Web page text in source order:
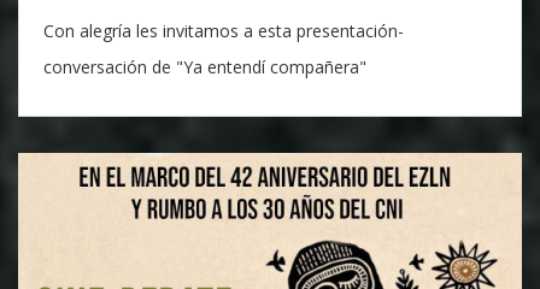
Con alegría les invitamos a esta presentación-
conversación de "Ya entendí compañera"